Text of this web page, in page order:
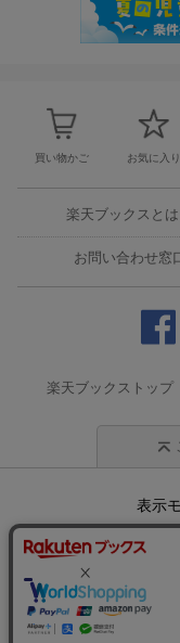
買い物かご お気に入り
楽天ブックスとは
お問い合わせ窓
楽天ブックストップ
表示
企業情報 個人情